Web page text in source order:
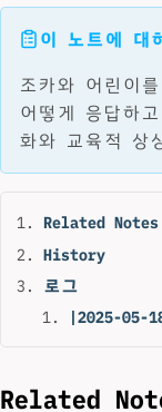
이 노트에 대
조카와 어린이
어떻게 응답하
화와 교육적 상
Related Notes
History
로그
|2025-05-
Related